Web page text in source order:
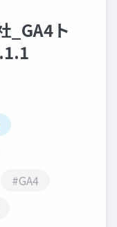
_GA4ト
#GA4